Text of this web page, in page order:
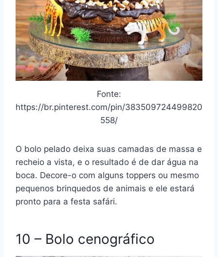
Fonte:
https://br.pinterest.com/pin/383509724499820
558/
O bolo pelado deixa suas camadas de massa e
recheio a vista, e o resultado é de dar água na
boca. Decore-o com alguns toppers ou mesmo
pequenos brinquedos de animais e ele estará
pronto para a festa safári.
10 – Bolo cenográfico